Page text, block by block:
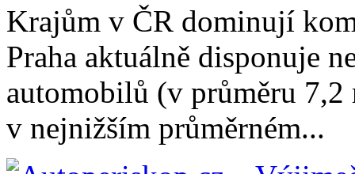
Krajům v ČR dominují
Praha aktuálně disponuje
automobilů (v průměru
v nejnižším průměrném...